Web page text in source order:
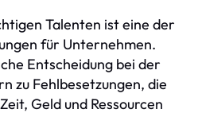
Talenten ist eine der
für Unternehmen.
Entscheidung bei der
zu Fehlbesetzungen, die
Geld und Ressourcen